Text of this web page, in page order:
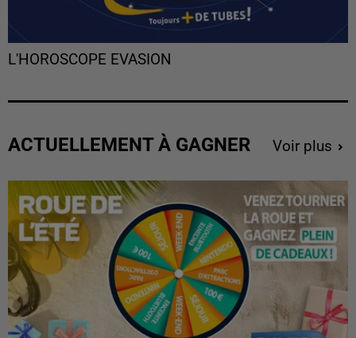
L'HOROSCOPE EVASION
ACTUELLEMENT À GAGNER Voir plus